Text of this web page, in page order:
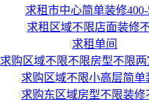
求租市中心简单装修400-
求租区域不限店面装修
求租单间
求购区域不限不限房型不限两
求购区域不限小高层简单
求购东区域房型不限装修